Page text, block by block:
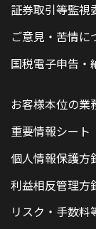
証券取引等監視
ご意見・苦情に
国税電子申告・
お客様本位の業
重要情報シート
個人情報保護方
利益相反管理方
リスク・手数料